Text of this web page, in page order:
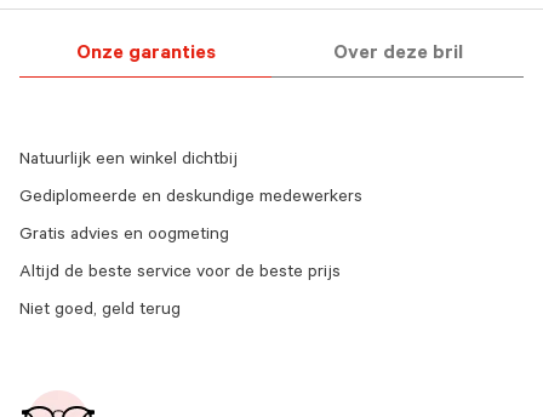
Onze garanties Over deze bril
Natuurlijk een winkel dichtbij
Gediplomeerde en deskundige medewerkers
Gratis advies en oogmeting
Altijd de beste service voor de beste prijs
Niet goed, geld terug